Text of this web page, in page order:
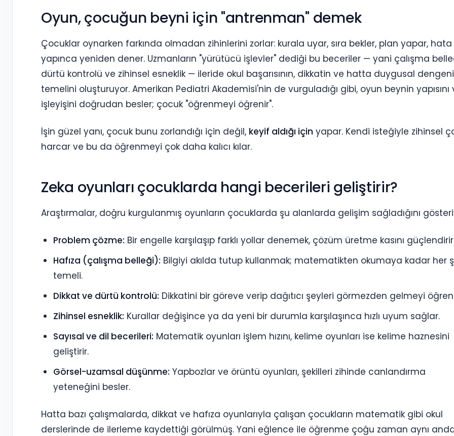
Oyun, çocuğun beyni için "antrenman" demek
Çocuklar oynarken farkında olmadan zihinlerini zorlar: kurala uyar, sıra bekler, plan yapar, hata
yapınca yeniden dener. Uzmanların "yürütücü işlevler" dediği bu beceriler — yani çalışma
dürtü kontrolü ve zihinsel esneklik — ileride okul başarısının, dikkatin ve hatta duygusal
temelini oluşturuyor. Amerikan Pediatri Akademisi'nin de vurguladığı gibi, oyun beynin yapısını
işleyişini doğrudan besler; çocuk "öğrenmeyi öğrenir".
İşin güzel yanı, çocuk bunu zorlandığı için değil, keyif aldığı için yapar. Kendi isteğiyle zihinsel
harcar ve bu da öğrenmeyi çok daha kalıcı kılar.
Zeka oyunları çocuklarda hangi becerileri geliştirir?
Araştırmalar, doğru kurgulanmış oyunların çocuklarda şu alanlarda gelişim sağladığını
Problem çözme: Bir engelle karşılaşıp farklı yollar denemek, çözüm üretme kasını
Hafıza (çalışma belleği): Bilgiyi akılda tutup kullanmak; matematikten okumaya kadar her
temeli.
Dikkat ve dürtü kontrolü: Dikkatini bir göreve verip dağıtıcı şeyleri görmezden gelmeyi
Zihinsel esneklik: Kurallar değişince ya da yeni bir durumla karşılaşınca hızlı uyum sağlar.
Sayısal ve dil becerileri: Matematik oyunları işlem hızını, kelime oyunları ise kelime haznesini
geliştirir.
Görsel-uzamsal düşünme: Yapbozlar ve örüntü oyunları, şekilleri zihinde canlandırma
yeteneğini besler.
Hatta bazı çalışmalarda, dikkat ve hafıza oyunlarıyla çalışan çocukların matematik gibi okul
derslerinde de ilerleme kaydettiği görülmüş. Yani eğlence ile öğrenme çoğu zaman aynı